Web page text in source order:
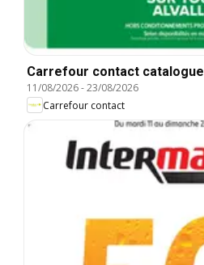
Carrefour contact catalogue
11/08/2026-23/08/2026
Carrefour contact